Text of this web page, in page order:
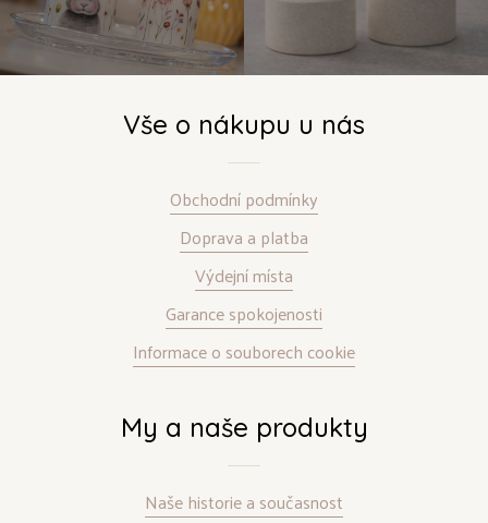
Vše o nákupu u nás
Obchodní podmínky
Doprava a platba
Výdejní místa
Garance spokojenosti
Informace o souborech cookie
My a naše produkty
Naše historie a současnost